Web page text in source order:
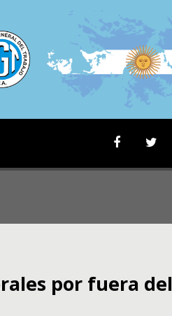
por fuera del